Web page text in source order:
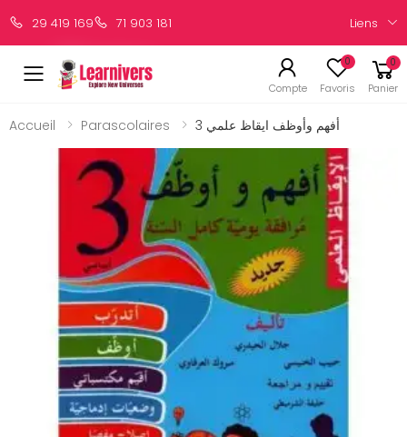
29 419 169 71 903 181 Liens
Compte
0
Favoris
0
Panier
Accueil Parascolaires أفهم وأوظف ايقاظ علمي 3